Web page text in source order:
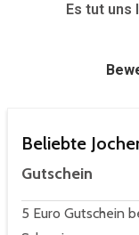
Es tut uns
Beliebte
Gutschein
5 Euro Gutschein